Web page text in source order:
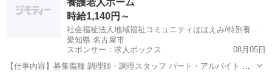
んも多...
養護老人ホーム
時給1,140円～
社会福祉法人地域福祉コミュニティほほえみ/特別養護老人ホーム ひらばりみなみ
愛知県 名古屋市
スポンサー：求人ボックス
08月05日
【仕事内容】募集職種 調理師・調理スタッフ パート・アルバイト 仕